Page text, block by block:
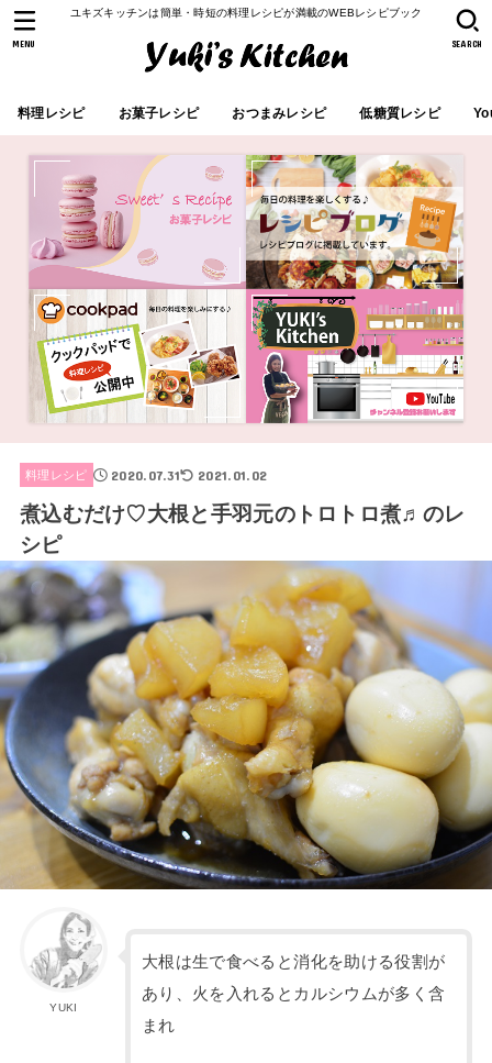
ユキズキッチンは簡単・時短の料理レシピが満載のWEBレシピブック
料理レシピ お菓子レシピ おつまみレシピ 低糖質レシピ
SEARCH
MENU
料理レシピ 2020.07.31 2021.01.02
煮込むだけ♡大根と手羽元のトロトロ煮♬のレ
シピ
YUKI
大根は生で食べると消化を助ける役割が
あり、火を入れるとカルシウムが多く含
まれ